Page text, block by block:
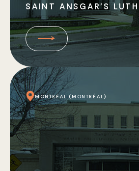
SAINT ANSGAR’S
MONTRÉAL (MONTRÉAL)